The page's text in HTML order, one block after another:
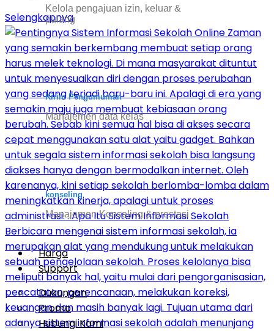
Kelola pengajuan izin, keluar &
pulang
Kirim Pengumuman
Manajemen data kelas
konseling
Manajemen Konseling & prestasi
Harga
Support
Dukungan
Promo
Hubungi Kami
Selengkapnya